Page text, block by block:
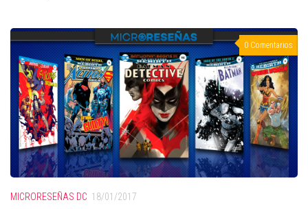
0 Comentarios
MICRORESEÑAS DC 18/01/2017